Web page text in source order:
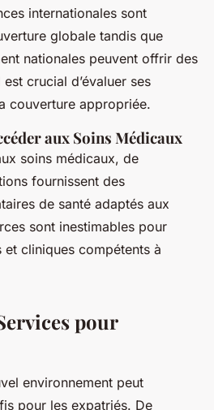
internationales sont
globale tandis que
nationales peuvent offrir des
crucial d’évaluer ses
couverture appropriée.
aux Soins Médicaux
soins médicaux, de
fournissent des
de santé adaptés aux
sont inestimables pour
cliniques compétents à
pour
environnement peut
pour les expatriés. De